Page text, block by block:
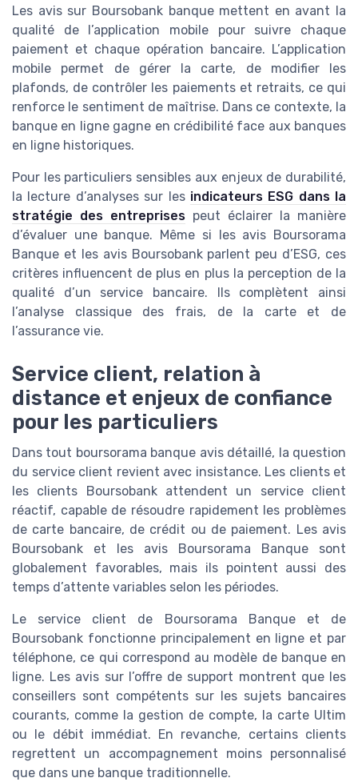
Les avis sur Boursobank banque mettent en avant la
qualité de l’application mobile pour suivre chaque
paiement et chaque opération bancaire. L’application
mobile permet de gérer la carte, de modifier les
plafonds, de contrôler les paiements et retraits, ce qui
renforce le sentiment de maîtrise. Dans ce contexte, la
banque en ligne gagne en crédibilité face aux banques
en ligne historiques.
Pour les particuliers sensibles aux enjeux de durabilité,
la lecture d’analyses sur les indicateurs ESG dans la
stratégie des entreprises peut éclairer la manière
d’évaluer une banque. Même si les avis Boursorama
Banque et les avis Boursobank parlent peu d’ESG, ces
critères influencent de plus en plus la perception de la
qualité d’un service bancaire. Ils complètent ainsi
l’analyse classique des frais, de la carte et de
l’assurance vie.
Service client, relation à
distance et enjeux de confiance
pour les particuliers
Dans tout boursorama banque avis détaillé, la question
du service client revient avec insistance. Les clients et
les clients Boursobank attendent un service client
réactif, capable de résoudre rapidement les problèmes
de carte bancaire, de crédit ou de paiement. Les avis
Boursobank et les avis Boursorama Banque sont
globalement favorables, mais ils pointent aussi des
temps d’attente variables selon les périodes.
Le service client de Boursorama Banque et de
Boursobank fonctionne principalement en ligne et par
téléphone, ce qui correspond au modèle de banque en
ligne. Les avis sur l’offre de support montrent que les
conseillers sont compétents sur les sujets bancaires
courants, comme la gestion de compte, la carte Ultim
ou le débit immédiat. En revanche, certains clients
regrettent un accompagnement moins personnalisé
que dans une banque traditionnelle.